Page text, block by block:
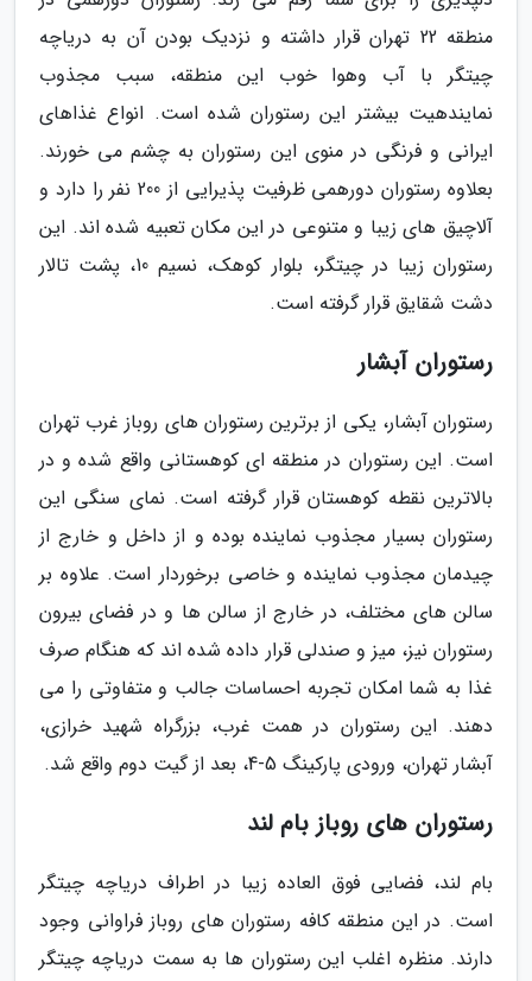
منطقه 22 تهران قرار داشته و نزدیک بودن آن به دریاچه
چیتگر با آب وهوا خوب این منطقه، سبب مجذوب
نمایندهیت بیشتر این رستوران شده است. انواع غذاهای
ایرانی و فرنگی در منوی این رستوران به چشم می خورند.
بعلاوه رستوران دورهمی ظرفیت پذیرایی از 200 نفر را دارد و
آلاچیق های زیبا و متنوعی در این مکان تعبیه شده اند. این
رستوران زیبا در چیتگر، بلوار کوهک، نسیم 10، پشت تالار
دشت شقایق قرار گرفته است.
رستوران آبشار
رستوران آبشار، یکی از برترین رستوران های روباز غرب تهران
است. این رستوران در منطقه ای کوهستانی واقع شده و در
بالاترین نقطه کوهستان قرار گرفته است. نمای سنگی این
رستوران بسیار مجذوب نماینده بوده و از داخل و خارج از
چیدمان مجذوب نماینده و خاصی برخوردار است. علاوه بر
سالن های مختلف، در خارج از سالن ها و در فضای بیرون
رستوران نیز، میز و صندلی قرار داده شده اند که هنگام صرف
غذا به شما امکان تجربه احساسات جالب و متفاوتی را می
دهند. این رستوران در همت غرب، بزرگراه شهید خرازی،
آبشار تهران، ورودی پارکینگ 5-4، بعد از گیت دوم واقع شد.
رستوران های روباز بام لند
بام لند، فضایی فوق العاده زیبا در اطراف دریاچه چیتگر
است. در این منطقه کافه رستوران های روباز فراوانی وجود
دارند. منظره اغلب این رستوران ها به سمت دریاچه چیتگر